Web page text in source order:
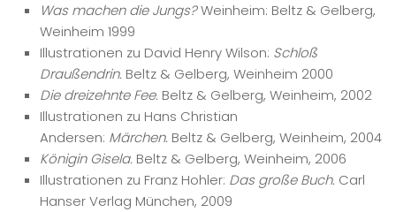
Was machen die Jungs?Weinheim: Beltz & Gelberg,
Weinheim 1999
Illustrationen zu David Henry Wilson: Schloß
Draußendrin. Beltz & Gelberg, Weinheim 2000
Die dreizehnte Fee. Beltz & Gelberg, Weinheim, 2002
Illustrationen zu Hans Christian
Andersen: Märchen. Beltz & Gelberg, Weinheim, 2004
Königin Gisela. Beltz & Gelberg, Weinheim, 2006
Illustrationen zu Franz Hohler: Das große Buch. Carl
Hanser Verlag München, 2009